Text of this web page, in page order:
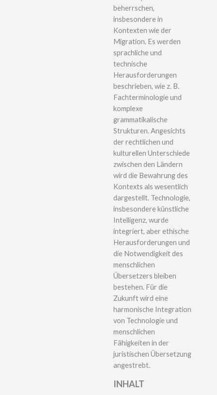
beherrschen,
insbesondere in
Kontexten wie der
Migration. Es werden
sprachliche und
technische
Herausforderungen
beschrieben, wie z. B.
Fachterminologie und
komplexe
grammatikalische
Strukturen. Angesichts
der rechtlichen und
kulturellen Unterschiede
zwischen den Ländern
wird die Bewahrung des
Kontexts als wesentlich
dargestellt. Technologie,
insbesondere künstliche
Intelligenz, wurde
integriert, aber ethische
Herausforderungen und
die Notwendigkeit des
menschlichen
Übersetzers bleiben
bestehen. Für die
Zukunft wird eine
harmonische Integration
von Technologie und
menschlichen
Fähigkeiten in der
juristischen Übersetzung
angestrebt.
INHALT